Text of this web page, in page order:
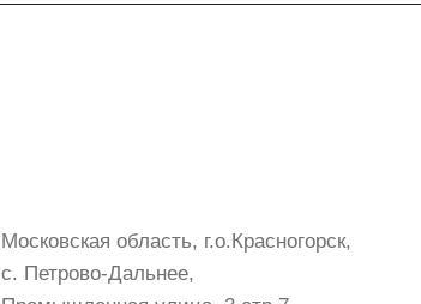
Московская область, г.о.Красногорск,
с. Петрово-Дальнее,